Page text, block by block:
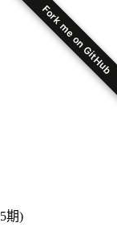
Fork me on GitHub
期)